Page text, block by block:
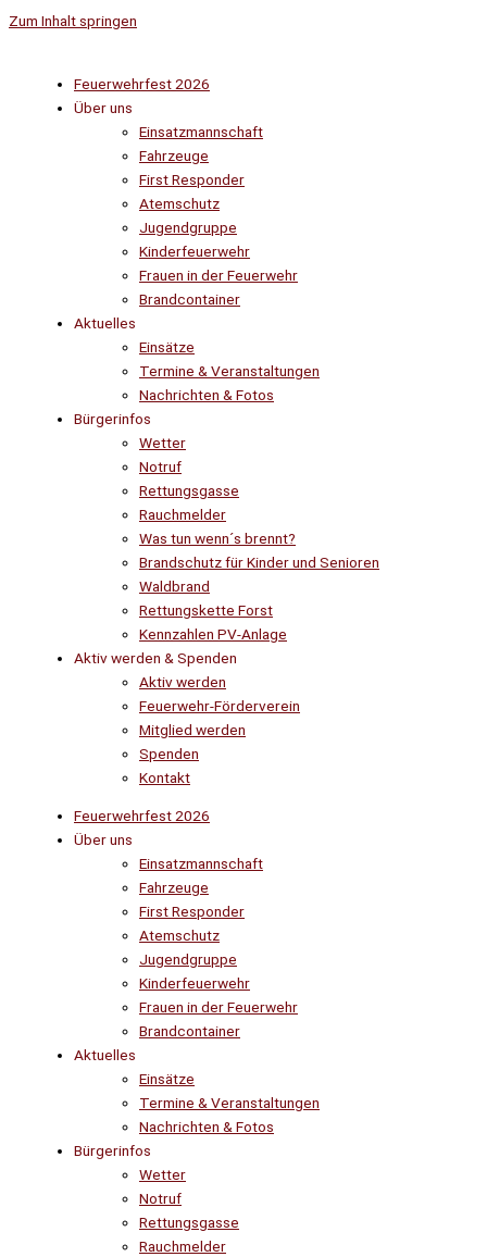
Zum Inhalt springen
Feuerwehrfest 2026
Über uns
Einsatzmannschaft
Fahrzeuge
First Responder
Atemschutz
Jugendgruppe
Kinderfeuerwehr
Frauen in der Feuerwehr
Brandcontainer
Aktuelles
Einsätze
Termine & Veranstaltungen
Nachrichten & Fotos
Bürgerinfos
Wetter
Notruf
Rettungsgasse
Rauchmelder
Was tun wenn´s brennt?
Brandschutz für Kinder und Senioren
Waldbrand
Rettungskette Forst
Kennzahlen PV-Anlage
Aktiv werden & Spenden
Aktiv werden
Feuerwehr-Förderverein
Mitglied werden
Spenden
Kontakt
Feuerwehrfest 2026
Über uns
Einsatzmannschaft
Fahrzeuge
First Responder
Atemschutz
Jugendgruppe
Kinderfeuerwehr
Frauen in der Feuerwehr
Brandcontainer
Aktuelles
Einsätze
Termine & Veranstaltungen
Nachrichten & Fotos
Bürgerinfos
Wetter
Notruf
Rettungsgasse
Rauchmelder